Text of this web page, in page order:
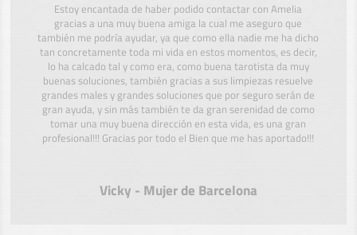
Estoy encantada de haber podido contactar con Amelia
gracias a una muy buena amiga la cual me aseguro que
también me podría ayudar, ya que como ella nadie me ha dicho
tan concretamente toda mi vida en estos momentos, es decir,
lo ha calcado tal y como era, como buena tarotista da muy
buenas soluciones, también gracias a sus limpiezas resuelve
grandes males y grandes soluciones que por seguro serán de
gran ayuda, y sin más también te da gran serenidad de como
tomar una muy buena dirección en esta vida, es una gran
profesional!!! Gracias por todo el Bien que me has aportado!!!
Vicky - Mujer de Barcelona